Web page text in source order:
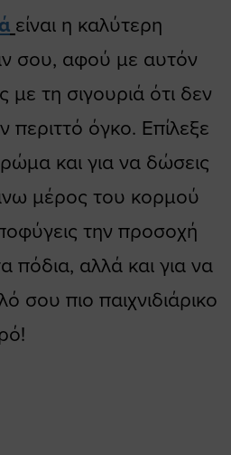
είναι η καλύτερη
σου, αφού με αυτόν
τη σιγουριά ότι δεν
όγκο. Επίλεξε
και για να δώσεις
μέρος του κορμού
την προσοχή
πόδια, αλλά και για να
σου πιο παιχνιδιάρικο